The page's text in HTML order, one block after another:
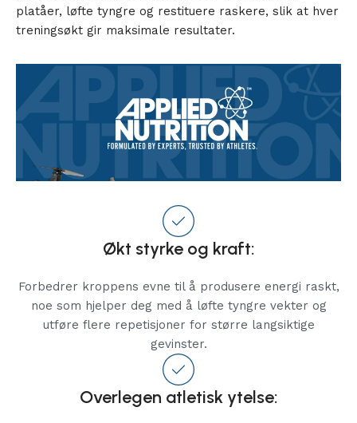
platåer, løfte tyngre og restituere raskere, slik at hver
treningsøkt gir maksimale resultater.
Økt styrke og kraft:
Forbedrer kroppens evne til å produsere energi raskt,
noe som hjelper deg med å løfte tyngre vekter og
utføre flere repetisjoner for større langsiktige
gevinster.
Overlegen atletisk ytelse: